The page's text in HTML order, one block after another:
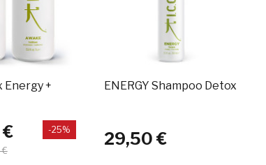
Energy +
€
-25%
ENERGY Shampoo Detox
29,50 €